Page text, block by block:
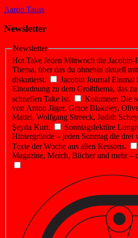
Aaron Tauss
Newsletter
Newsletter
Hot Take Jeden Mittwoch die Jacobin-
Thema, über das du ohnehin aktuell
diskutierst.
Jacobin Journal Einmal
Einordnung zu dem Großthema, das
schnellen Take ist.
Kolumnen Die
von Anton Jäger, Grace Blakeley,
Mattei, Wolfgang Streeck, Judith
Şeyda Kurt.
Sonntagslektüre
Hintergründe – jeden Sonntag die drei
Texte der Woche aus allen Ressorts.
Magazine, Merch, Bücher und mehr –